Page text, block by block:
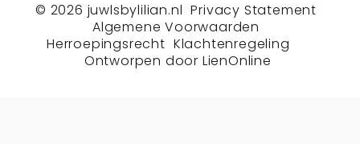
© 2026 juwlsbylilian.nl Privacy Statement
Algemene Voorwaarden
Herroepingsrecht Klachtenregeling
Ontworpen door LienOnline